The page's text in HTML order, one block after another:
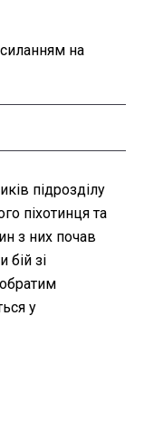
на
підрозділу
піхотинця та
з них почав
бій зі
у